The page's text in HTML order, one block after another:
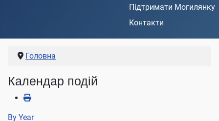
Підтримати Могилянку
Контакти
Головна
Календар подій
By Year